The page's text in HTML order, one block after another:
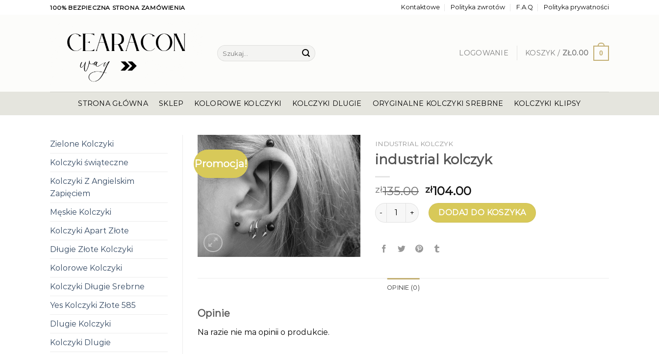
100% BEZPIECZNA STRONA ZAMÓWIENIA Kontaktowe Polityka zwrotów F.A.Q Polityka prywatności
Szukaj: LOGOWANIE KOSZYK / ZŁ0.00 0
STRONA GŁÓWNA SKLEP KOLOROWE KOLCZYKI KOLCZYKI DLUGIE ORYGINALNE KOLCZYKI SREBRNE KOLCZYKI KLIPSY
Zielone Kolczyki
Kolczyki świąteczne
Kolczyki Z Angielskim
Zapięciem
Męskie Kolczyki
Kolczyki Apart Złote
Długie Złote Kolczyki
Kolorowe Kolczyki
Kolczyki Długie Srebrne
Yes Kolczyki Złote 585
Dlugie Kolczyki
Kolczyki Dlugie
Promocja!
INDUSTRIAL KOLCZYK
industrial kolczyk
zł135.00 zł104.00
ilość industrial kolczykDODAJ DO KOSZYKA
OPINIE (0)
Opinie
Na razie nie ma opinii o produkcie.